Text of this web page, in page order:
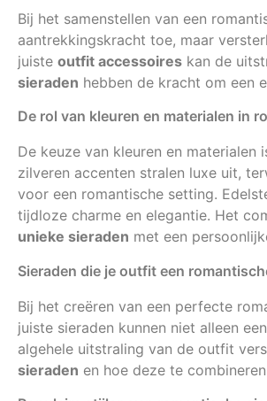
Bij het samenstellen van een
aantrekkingskracht toe, maar
juiste outfit accessoires kan de
sieraden hebben de kracht om een
De rol van kleuren en materialen in
De keuze van kleuren en
zilveren accenten stralen luxe uit,
voor een romantische setting.
tijdloze charme en elegantie. Het
unieke sieraden met een
Sieraden die je outfit een
Bij het creëren van een perfecte
juiste sieraden kunnen niet alleen
algehele uitstraling van de outfit
sieraden en hoe deze te